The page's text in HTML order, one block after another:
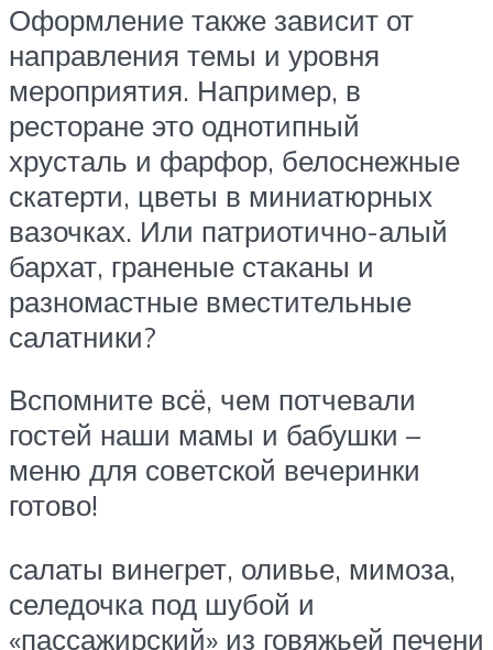
Оформление также зависит от
направления темы и уровня
мероприятия. Например, в
ресторане это однотипный
хрусталь и фарфор, белоснежные
скатерти, цветы в миниатюрных
вазочках. Или патриотично-алый
бархат, граненые стаканы и
разномастные вместительные
салатники?
Вспомните всё, чем потчевали
гостей наши мамы и бабушки –
меню для советской вечеринки
готово!
салаты винегрет, оливье, мимоза,
селедочка под шубой и
«пассажирский» из говяжьей печени